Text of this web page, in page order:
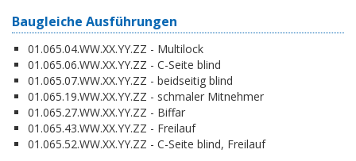
Baugleiche Ausführungen
01.065.04.WW.XX.YY.ZZ - Multilock
01.065.06.WW.XX.YY.ZZ - C-Seite blind
01.065.07.WW.XX.YY.ZZ - beidseitig blind
01.065.19.WW.XX.YY.ZZ - schmaler Mitnehmer
01.065.27.WW.XX.YY.ZZ - Biffar
01.065.43.WW.XX.YY.ZZ - Freilauf
01.065.52.WW.XX.YY.ZZ - C-Seite blind, Freilauf